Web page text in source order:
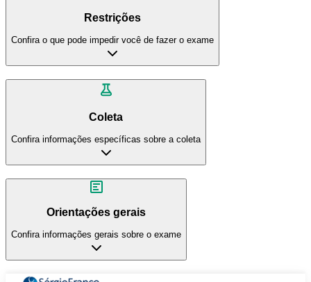
Restrições
Confira o que pode impedir você de fazer o exame
Coleta
Confira informações específicas sobre a coleta
Orientações gerais
Confira informações gerais sobre o exame